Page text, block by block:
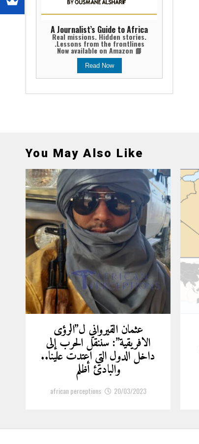
A Journalist’s Guide to Africa
Real missions. Hidden stories.
Lessons from the frontlines.
📘 Now available on Amazon
Read Now
You May Also Like
عثمان القيرواني ل”الرؤى
الافريقية”: سننقل الحرب إلى
داخل الدول التي اعتدت علينا..
والبادئ أظلم
african perceptions 20/03/2023